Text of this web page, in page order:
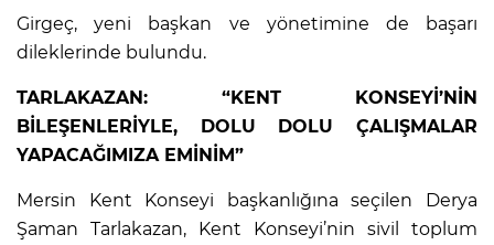
Girgeç, yeni başkan ve yönetimine de başarı
dileklerinde bulundu.
TARLAKAZAN: “KENT KONSEYİ’NİN
BİLEŞENLERİYLE, DOLU DOLU ÇALIŞMALAR
YAPACAĞIMIZA EMİNİM”
Mersin Kent Konseyi başkanlığına seçilen Derya
Şaman Tarlakazan, Kent Konseyi’nin sivil toplum